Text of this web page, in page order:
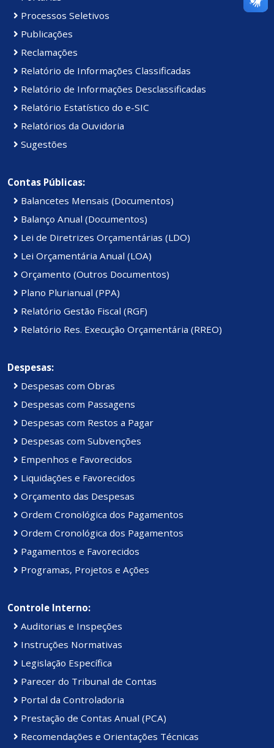
Processos Seletivos
Publicações
Reclamações
Relatório de Informações Classificadas
Relatório de Informações Desclassificadas
Relatório Estatístico do e-SIC
Relatórios da Ouvidoria
Sugestões
Contas Públicas:
Balancetes Mensais (Documentos)
Balanço Anual (Documentos)
Lei de Diretrizes Orçamentárias (LDO)
Lei Orçamentária Anual (LOA)
Orçamento (Outros Documentos)
Plano Plurianual (PPA)
Relatório Gestão Fiscal (RGF)
Relatório Res. Execução Orçamentária (RREO)
Despesas:
Despesas com Obras
Despesas com Passagens
Despesas com Restos a Pagar
Despesas com Subvenções
Empenhos e Favorecidos
Liquidações e Favorecidos
Orçamento das Despesas
Ordem Cronológica dos Pagamentos
Ordem Cronológica dos Pagamentos
Pagamentos e Favorecidos
Programas, Projetos e Ações
Controle Interno:
Auditorias e Inspeções
Instruções Normativas
Legislação Específica
Parecer do Tribunal de Contas
Portal da Controladoria
Prestação de Contas Anual (PCA)
Recomendações e Orientações Técnicas